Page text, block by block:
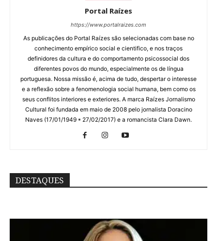
Portal Raízes
https://www.portalraizes.com
As publicações do Portal Raízes são selecionadas com base no
conhecimento empírico social e cientifico, e nos traços
definidores da cultura e do comportamento psicossocial dos
diferentes povos do mundo, especialmente os de língua
portuguesa. Nossa missão é, acima de tudo, despertar o interesse
e a reflexão sobre a fenomenologia social humana, bem como os
seus conflitos interiores e exteriores. A marca Raízes Jornalismo
Cultural foi fundada em maio de 2008 pelo jornalista Doracino
Naves (17/01/1949 * 27/02/2017) e a romancista Clara Dawn.
DESTAQUES